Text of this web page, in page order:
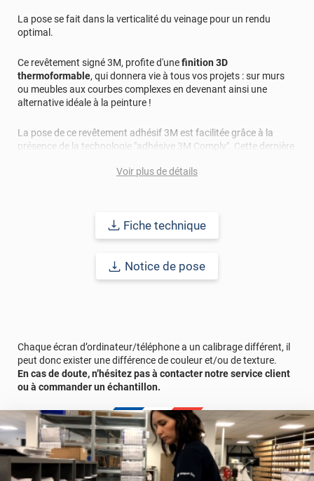
La pose se fait dans la verticalité du veinage pour un rendu
optimal.
Ce revêtement signé 3M, profite d'unefinition 3D
thermoformable, qui donnera vie à tous vos projets : sur murs
ou meubles aux courbes complexes en devenant ainsi une
alternative idéale à la peinture !
La pose de ce revêtement adhésif 3M est facilitée grâce à la
présence de la technologie "adhésive 3M Comply". Cette dernière
de tous risques de bulles.
intérieure et extérieure allant jusqu'à 15 ans.
Voir plus de détails
Fiche technique
Notice de pose
Chaque écran d’ordinateur/téléphone a un calibrage différent, il
peut donc exister une différence de couleur et/ou de texture.
En cas de doute, n’hésitez pas à contacter notre service client
ou à commander un échantillon.